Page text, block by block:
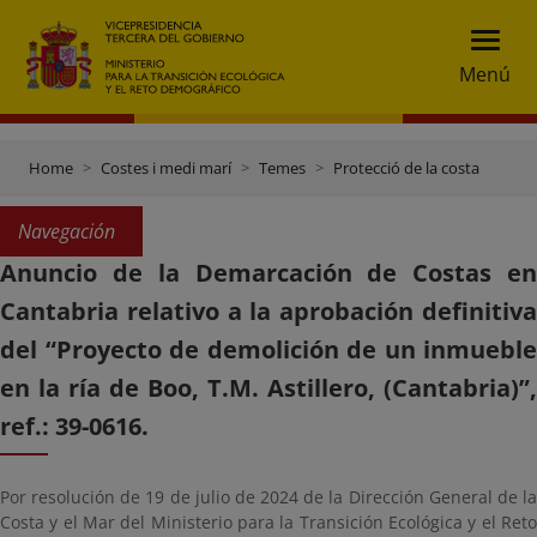
Menú
Home Costes i medi marí Temes Protecció de la costa
Navegación
Anuncio de la Demarcación de Costas en
Cantabria relativo a la aprobación definitiva
del “Proyecto de demolición de un inmueble
en la ría de Boo, T.M. Astillero, (Cantabria)”,
ref.: 39-0616.
Por resolución de 19 de julio de 2024 de la Dirección General de la
Costa y el Mar del Ministerio para la Transición Ecológica y el Reto